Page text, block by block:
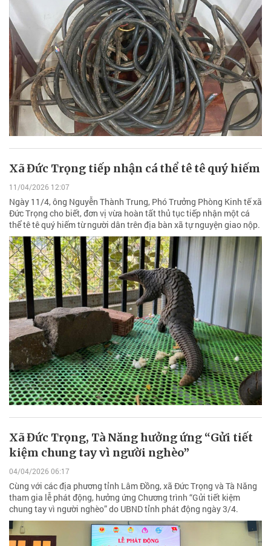
Xã Đức Trọng tiếp nhận cá thể tê tê quý hiếm
11/04/2026 12:07
Ngày 11/4, ông Nguyễn Thành Trung, Phó Trưởng Phòng Kinh tế xã
Đức Trọng cho biết, đơn vị vừa hoàn tất thủ tục tiếp nhận một cá
thể tê tê quý hiếm từ người dân trên địa bàn xã tự nguyện giao nộp.
Xã Đức Trọng, Tà Năng hưởng ứng “Gửi tiết
kiệm chung tay vì người nghèo”
04/04/2026 06:17
Cùng với các địa phương tỉnh Lâm Đồng, xã Đức Trọng và Tà Năng
tham gia lễ phát động, hưởng ứng Chương trình “Gửi tiết kiệm
chung tay vì người nghèo” do UBND tỉnh phát động ngày 3/4.